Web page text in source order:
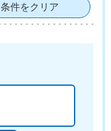
条件をクリア